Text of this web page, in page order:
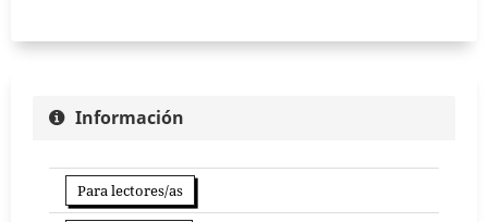
Información
Para lectores/as